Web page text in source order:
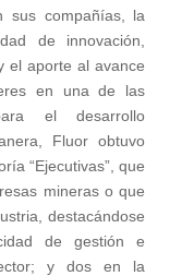
sus compañías, la
de innovación,
el aporte al avance
en una de las
el desarrollo
Fluor obtuvo
“Ejecutivas”, que
mineras o que
destacándose
de gestión e
y dos en la